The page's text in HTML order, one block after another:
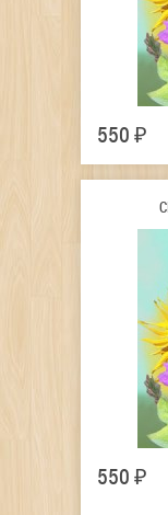
550 ₽
550 ₽